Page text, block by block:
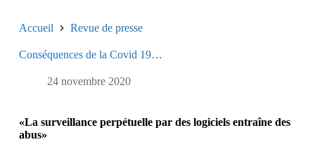
n
Accueil Revue de presse
Conséquences de la Covid 19…
24 novembre 2020
«La surveillance perpétuelle par des logiciels entraîne des
abus»